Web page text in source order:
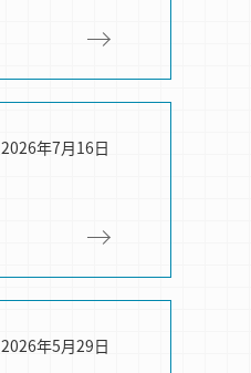
2026年7月16日
2026年5月29日